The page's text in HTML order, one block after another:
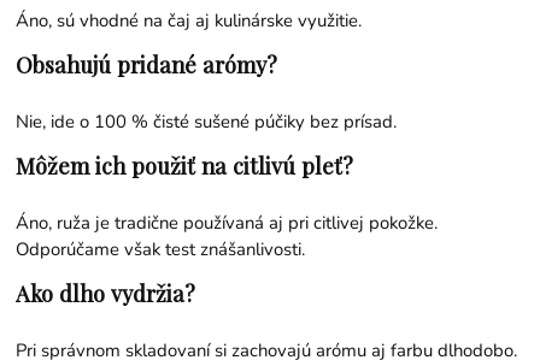
Áno, sú vhodné na čaj aj kulinárske využitie.
Obsahujú pridané arómy?
Nie, ide o 100 % čisté sušené púčiky bez prísad.
Môžem ich použiť na citlivú pleť?
Áno, ruža je tradične používaná aj pri citlivej pokožke.
Odporúčame však test znášanlivosti.
Ako dlho vydržia?
Pri správnom skladovaní si zachovajú arómu aj farbu dlhodobo.